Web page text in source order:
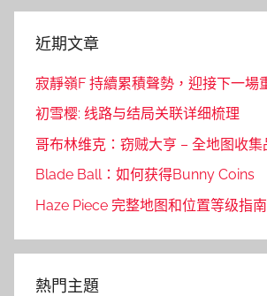
近期文章
寂靜嶺F 持續累積聲勢，迎接下一場
初雪樱: 线路与结局关联详细梳理
哥布林维克：窃贼大亨 – 全地图收集
Blade Ball：如何获得Bunny Coins
Haze Piece 完整地图和位置等级指南
熱門主題